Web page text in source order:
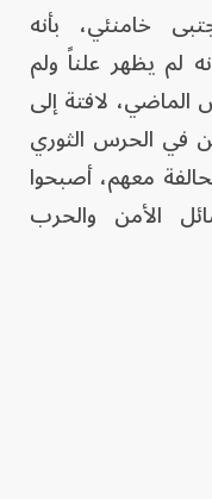
خامنئي، بأنه
يظهر علناً ولم
لافتة إلى
في الحرس الثوري
معهم، أصبحوا
الأمن والحرب